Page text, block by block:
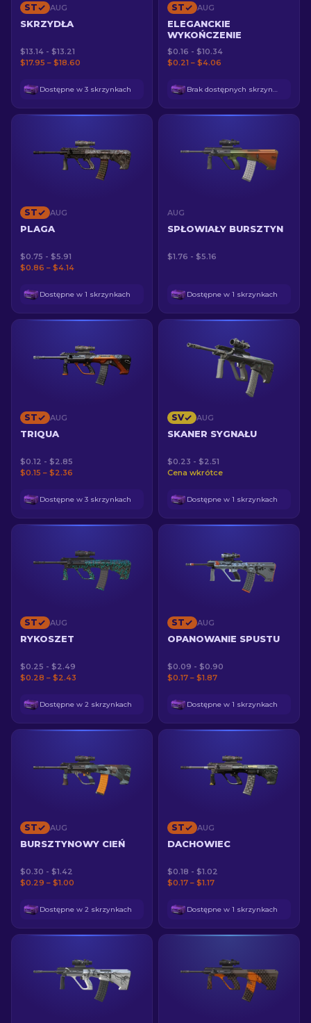
ST AUG
SKRZYDŁA
$13.14 - $13.21
$17.95 – $18.60
Dostępne w 3 skrzynkach
ST AUG
ELEGANCKIE
WYKOŃCZENIE
$0.16 - $10.34
$0.21 – $4.06
Brak dostępnych skrzynek
ST AUG
PLAGA
$0.75 - $5.91
$0.86 – $4.14
Dostępne w 1 skrzynkach
AUG
SPŁOWIAŁY BURSZTYN
$1.76 - $5.16
Dostępne w 1 skrzynkach
ST AUG
TRIQUA
$0.12 - $2.85
$0.15 – $2.36
Dostępne w 3 skrzynkach
SV AUG
SKANER SYGNAŁU
$0.23 - $2.51
Cena wkrótce
Dostępne w 1 skrzynkach
ST AUG
RYKOSZET
$0.25 - $2.49
$0.28 – $2.43
Dostępne w 2 skrzynkach
ST AUG
OPANOWANIE SPUSTU
$0.09 - $0.90
$0.17 – $1.87
Dostępne w 1 skrzynkach
ST AUG
BURSZTYNOWY CIEŃ
$0.30 - $1.42
$0.29 – $1.00
Dostępne w 2 skrzynkach
ST AUG
DACHOWIEC
$0.18 - $1.02
$0.17 – $1.17
Dostępne w 1 skrzynkach